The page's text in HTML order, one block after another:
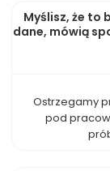
Myślisz, że to
dane, mówią
Ostrzegamy
pod